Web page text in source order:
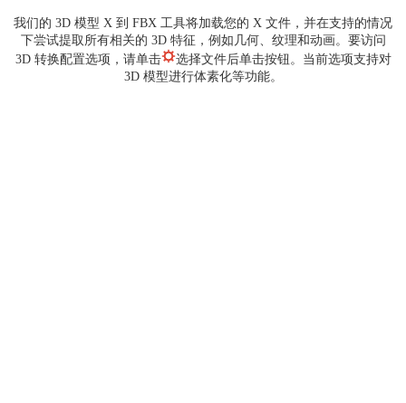
我们的 3D 模型 X 到 FBX 工具将加载您的 X 文件，并在支持的情况
下尝试提取所有相关的 3D 特征，例如几何、纹理和动画。要访问
3D 转换配置选项，请单击
选择文件后单击按钮。当前选项支持对
3D 模型进行体素化等功能。